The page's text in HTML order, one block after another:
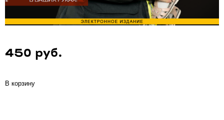
450 руб.
В корзину